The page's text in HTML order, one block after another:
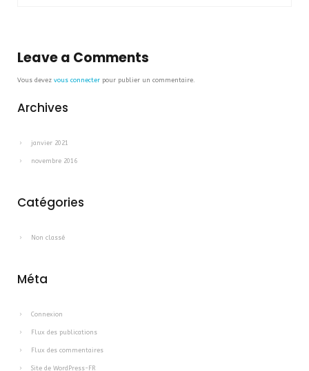
Leave a Comments
Vous devez vous connecter pour publier un commentaire.
Archives
janvier 2021
novembre 2016
Catégories
Non classé
Méta
Connexion
Flux des publications
Flux des commentaires
Site de WordPress-FR